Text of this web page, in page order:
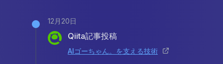
12月20日
Qiita記事投稿
AIゴーちゃん。を支える技術